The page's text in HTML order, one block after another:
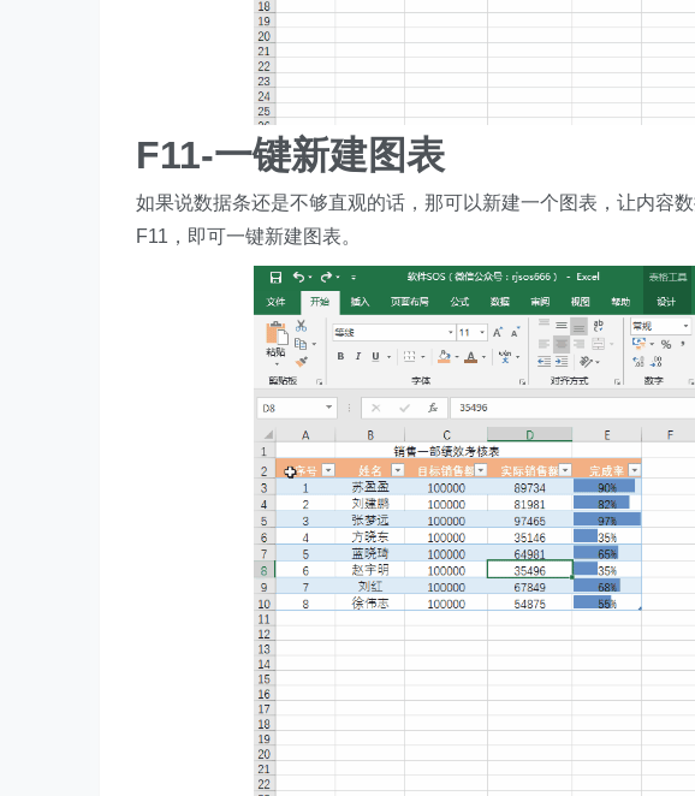
F11-一键新建图表
如果说数据条还是不够直观的话，那可以新建一个图表，让内容
F11，即可一键新建图表。